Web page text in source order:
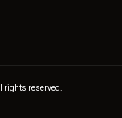
rights reserved.